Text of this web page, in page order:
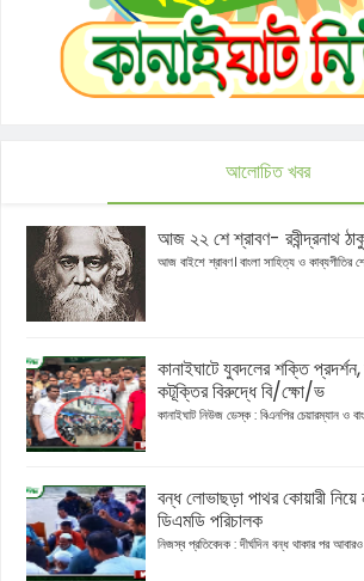
আলোচিত খবর
আজ ২২ শে শ্রাবণ- রবীন্দ্রনাথ
আজ বাইশে শ্রাবণ। বাংলা সাহিত্য ও কাব্যগীতির
কানাইঘাটে যুবদলের শক্তি
কটূক্তির বিরুদ্ধে বি/ক্ষো/ভ
কানাইঘাট নিউজ ডেস্ক : বিএনপির চেয়ারম্যান ও
বন্ধ লোভাছড়া পাথর কোয়ারী
ডিএমডি পরিচালক
নিজস্ব প্রতিবেদক : দীর্ঘদিন বন্ধ থাকার পর